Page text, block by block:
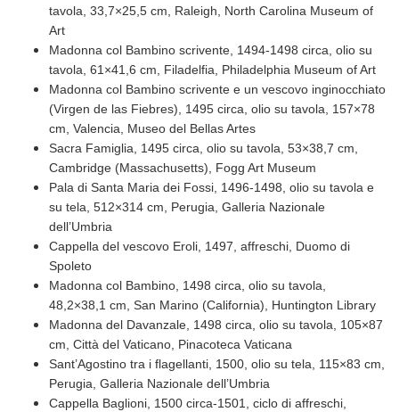
tavola, 33,7×25,5 cm, Raleigh, North Carolina Museum of
Art
Madonna col Bambino scrivente, 1494-1498 circa, olio su
tavola, 61×41,6 cm, Filadelfia, Philadelphia Museum of Art
Madonna col Bambino scrivente e un vescovo inginocchiato
(Virgen de las Fiebres), 1495 circa, olio su tavola, 157×78
cm, Valencia, Museo del Bellas Artes
Sacra Famiglia, 1495 circa, olio su tavola, 53×38,7 cm,
Cambridge (Massachusetts), Fogg Art Museum
Pala di Santa Maria dei Fossi, 1496-1498, olio su tavola e
su tela, 512×314 cm, Perugia, Galleria Nazionale
dell’Umbria
Cappella del vescovo Eroli, 1497, affreschi, Duomo di
Spoleto
Madonna col Bambino, 1498 circa, olio su tavola,
48,2×38,1 cm, San Marino (California), Huntington Library
Madonna del Davanzale, 1498 circa, olio su tavola, 105×87
cm, Città del Vaticano, Pinacoteca Vaticana
Sant’Agostino tra i flagellanti, 1500, olio su tela, 115×83 cm,
Perugia, Galleria Nazionale dell’Umbria
Cappella Baglioni, 1500 circa-1501, ciclo di affreschi,